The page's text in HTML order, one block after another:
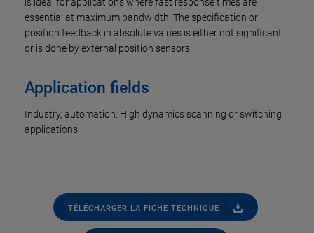
essential at maximum bandwidth. The specification or
position feedback in absolute values is either not significant
or is done by external position sensors.
Application fields
Industry, automation. High dynamics scanning or switching
applications.
TÉLÉCHARGER LA FICHE TECHNIQUE